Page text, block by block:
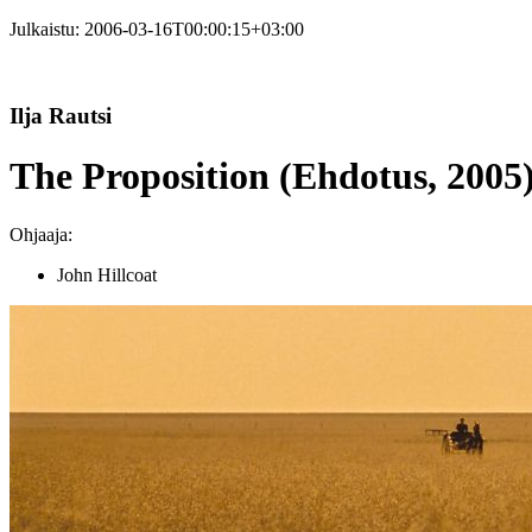
Julkaistu: 2006-03-16T00:00:15+03:00
Ilja Rautsi
The Proposition (Ehdotus,
Ohjaaja:
John Hillcoat